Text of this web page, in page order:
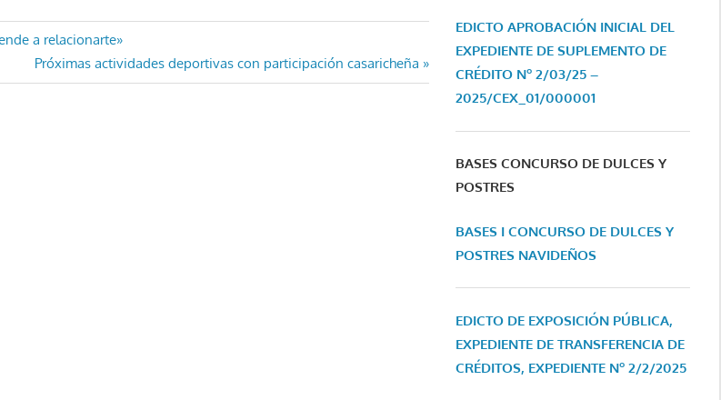
a relacionarte»
Entrada
siguiente:
Próximas actividades deportivas con participación casaricheña
EDICTO APROBACIÓN INICIAL DEL
EXPEDIENTE DE SUPLEMENTO DE
CRÉDITO Nº 2/03/25 –
2025/CEX_01/000001
BASES CONCURSO DE DULCES Y
POSTRES
BASES I CONCURSO DE DULCES Y
POSTRES NAVIDEÑOS
EDICTO DE EXPOSICIÓN PÚBLICA,
EXPEDIENTE DE TRANSFERENCIA DE
CRÉDITOS, EXPEDIENTE Nº 2/2/2025